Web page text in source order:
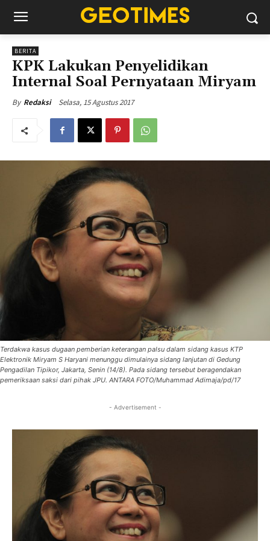
BERITA
KPK Lakukan Penyelidikan
Internal Soal Pernyataan Miryam
By Redaksi Selasa, 15 Agustus 2017
Terdakwa kasus dugaan pemberian keterangan palsu dalam sidang kasus KTP
Elektronik Miryam S Haryani menunggu dimulainya sidang lanjutan di Gedung
Pengadilan Tipikor, Jakarta, Senin (14/8). Pada sidang tersebut beragendakan
pemeriksaan saksi dari pihak JPU. ANTARA FOTO/Muhammad Adimaja/pd/17
- Advertisement -